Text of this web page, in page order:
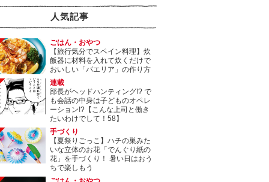
人気記事
ごはん・おやつ
【旅行気分でスペイン料理】炊
飯器に材料を入れて炊くだけで
おいしい「パエリア」の作り方
連載
部長がヘッドハンティング!? で
も会話の中身は子どものオペレ
ーション!?【こんな上司と働き
たいわけでして！58】
手づくり
【夏祭りごっこ】ハチの巣みた
いな立体のお花「でんぐり紙の
花」を手づくり！ 暑い日はおう
ちで楽しもう